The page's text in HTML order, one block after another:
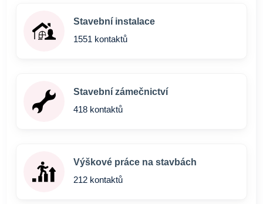
Stavební instalace
1551 kontaktů
Stavební zámečnictví
418 kontaktů
Výškové práce na stavbách
212 kontaktů